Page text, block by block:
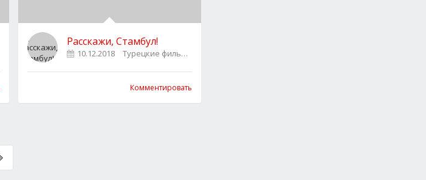
Расскажи, Стамбул!
10.12.2018 Турецкие фильмы
Комментировать